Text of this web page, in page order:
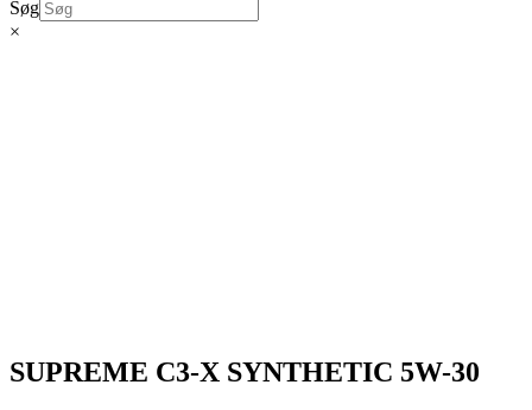
Søg
×
SUPREME C3-X SYNTHETIC 5W-30